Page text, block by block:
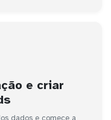
e criar
dados e comece a